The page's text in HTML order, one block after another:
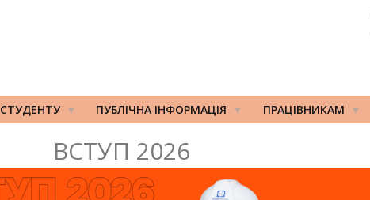
СТУДЕНТУ ПУБЛІЧНА ІНФОРМАЦІЯ ПРАЦІВНИКАМ
ВСТУП 2026